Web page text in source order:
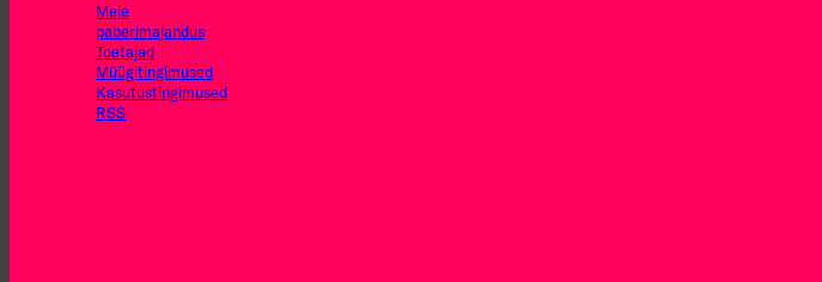
Meie
paberimajandus
Toetajad
Müügitingimused
Kasutus­tingimused
RSS